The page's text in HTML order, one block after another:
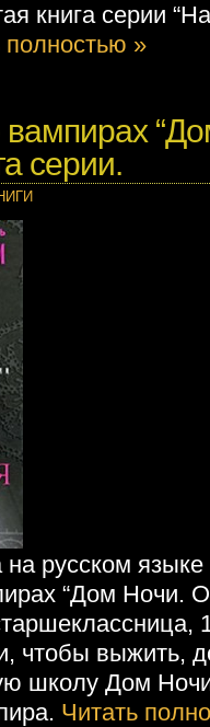
книга серии
полностью »
вампирах
серии.
русском языке
“Дом Ночи.
чтобы выжить,
школу Дом
Читать